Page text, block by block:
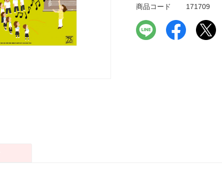
商品コード
171709